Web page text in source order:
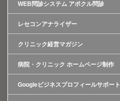
WEB問診システム アポクル問診
レセコンアナライザー
クリニック経営マガジン
病院・クリニック ホームページ制作
Googleビジネスプロフィールサポート